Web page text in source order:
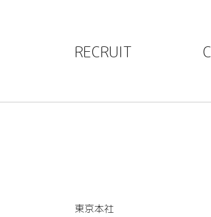
RECRUIT
東京本社